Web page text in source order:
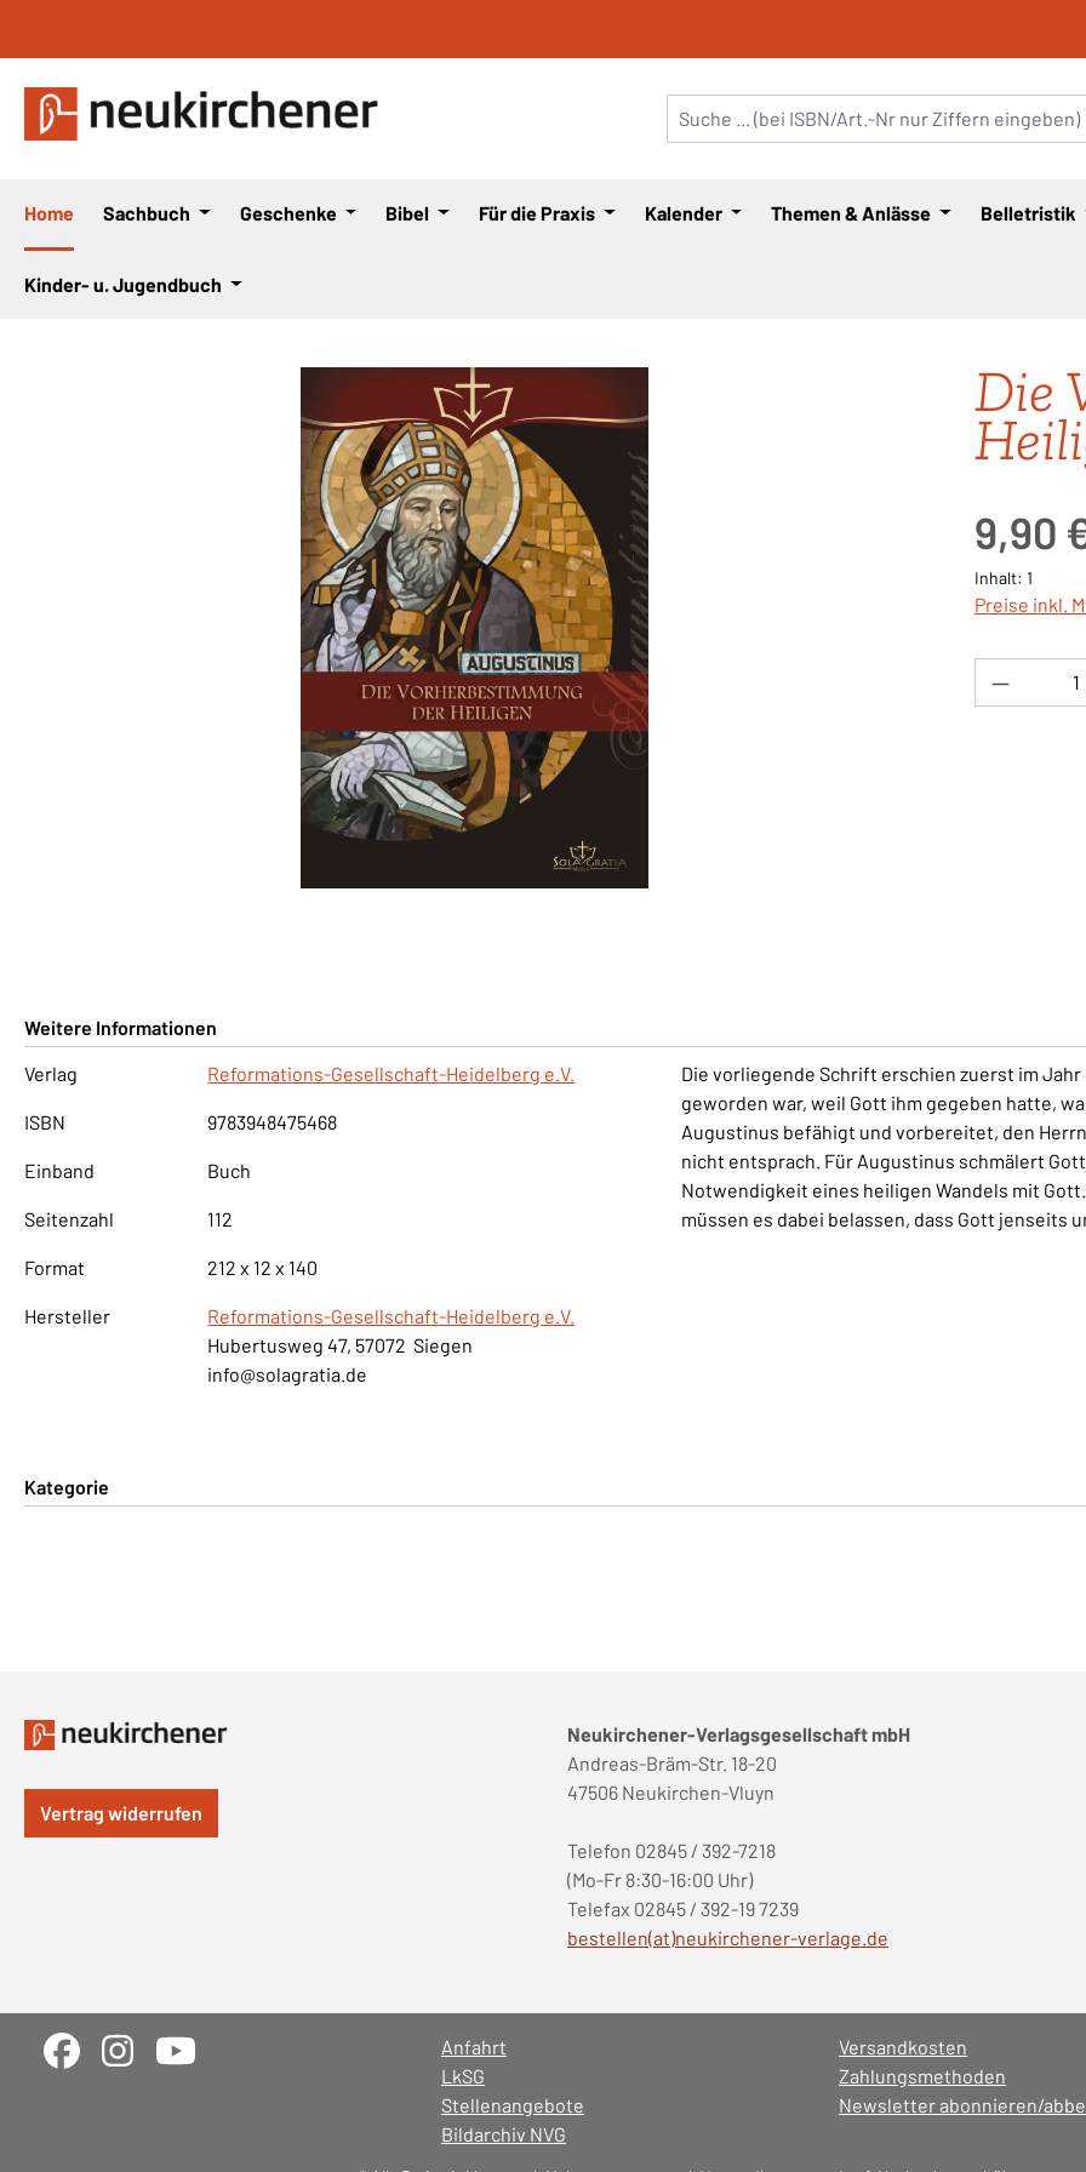
Home Sachbuch Geschenke Bibel Für die Praxis Kalender Themen & Anlässe Belletristik
Kinder- u. Jugendbuch
Die
9,90
Inhalt: 1
Preise inkl.
Weitere Informationen
Verlag
Reformations-Gesellschaft-Heidelberg e.V.
ISBN 9783948475468
Einband Buch
Seitenzahl 112
Format 212 x 12 x 140
Hersteller
Reformations-Gesellschaft-Heidelberg e.V.
Hubertusweg 47, 57072 Siegen
info@solagratia.de
Die vorliegende Schrift erschien zuerst im
geworden war, weil Gott ihm gegeben hatte,
Augustinus befähigt und vorbereitet, den
nicht entsprach. Für Augustinus schmälert
Notwendigkeit eines heiligen Wandels mit
müssen es dabei belassen, dass Gott jenseits
Kategorie
Vertrag widerrufen
Neukirchener-Verlagsgesellschaft mbH
Andreas-Bräm-Str. 18-20
47506 Neukirchen-Vluyn
Telefon 02845 / 392-7218
(Mo-Fr 8:30-16:00 Uhr)
Telefax 02845 / 392-19 7239
bestellen(at)neukirchener-verlage.de
Anfahrt
LkSG
Stellenangebote
Versandkosten
Zahlungsmethoden
Newsletter abonnieren/
Bildarchiv NVG